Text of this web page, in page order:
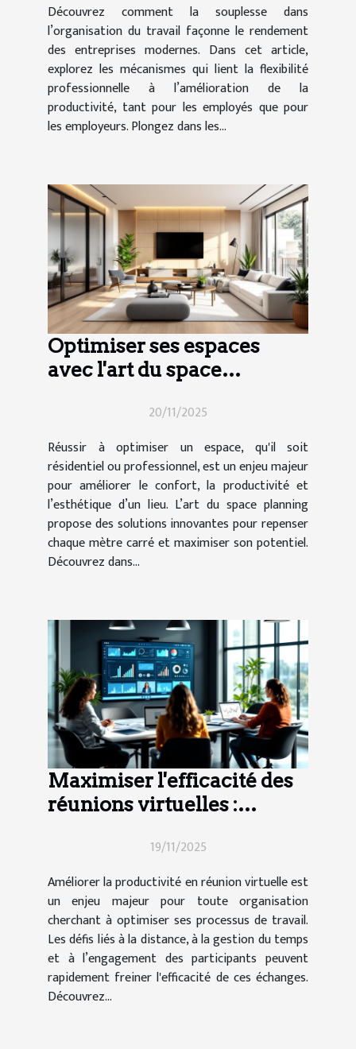
Découvrez comment la souplesse dans
l’organisation du travail façonne le rendement
des entreprises modernes. Dans cet article,
explorez les mécanismes qui lient la flexibilité
professionnelle à l’amélioration de la
productivité, tant pour les employés que pour
les employeurs. Plongez dans les...
Optimiser ses espaces
avec l'art du space
20/11/2025
Réussir à optimiser un espace, qu'il soit
résidentiel ou professionnel, est un enjeu majeur
pour améliorer le confort, la productivité et
l’esthétique d’un lieu. L’art du space planning
propose des solutions innovantes pour repenser
chaque mètre carré et maximiser son potentiel.
Découvrez dans...
Maximiser l'efficacité des
réunions virtuelles :
19/11/2025
Améliorer la productivité en réunion virtuelle est
un enjeu majeur pour toute organisation
cherchant à optimiser ses processus de travail.
Les défis liés à la distance, à la gestion du temps
et à l’engagement des participants peuvent
rapidement freiner l'efficacité de ces échanges.
Découvrez...